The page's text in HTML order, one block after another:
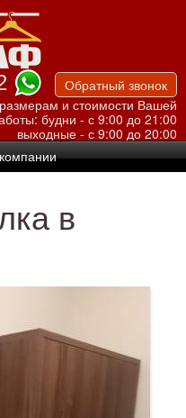
Обратный звонок
и стоимости Вашей
будни - с 9:00 до 21:00
выходные - с 9:00 до 20:00
в